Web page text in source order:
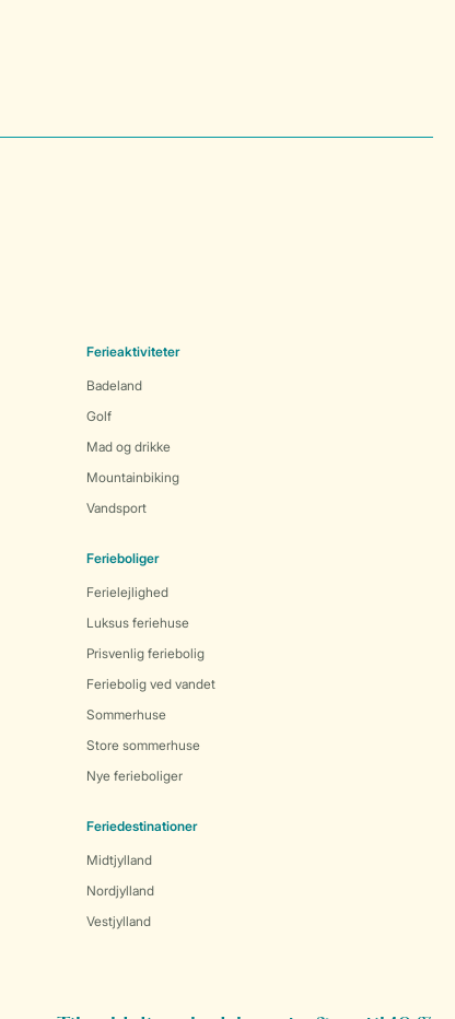
Ferieaktiviteter
Badeland
Golf
Mad og drikke
Mountainbiking
Vandsport
Ferieboliger
Ferielejlighed
Luksus feriehuse
Prisvenlig feriebolig
Feriebolig ved vandet
Sommerhuse
Store sommerhuse
Nye ferieboliger
Feriedestinationer
Midtjylland
Nordjylland
Vestjylland